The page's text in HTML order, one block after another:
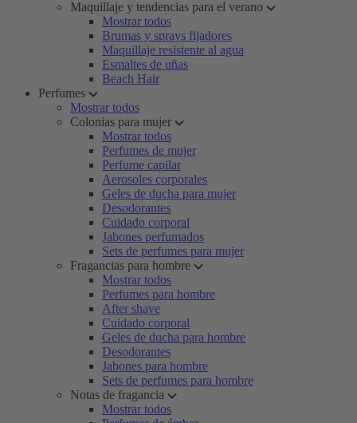
Maquillaje y tendencias para el verano
Mostrar todos
Brumas y sprays fijadores
Maquillaje resistente al agua
Esmaltes de uñas
Beach Hair
Perfumes
Mostrar todos
Colonias para mujer
Mostrar todos
Perfumes de mujer
Perfume capilar
Aerosoles corporales
Geles de ducha para mujer
Desodorantes
Cuidado corporal
Jabones perfumados
Sets de perfumes para mujer
Fragancias para hombre
Mostrar todos
Perfumes para hombre
After shave
Cuidado corporal
Geles de ducha para hombre
Desodorantes
Jabones para hombre
Sets de perfumes para hombre
Notas de fragancia
Mostrar todos